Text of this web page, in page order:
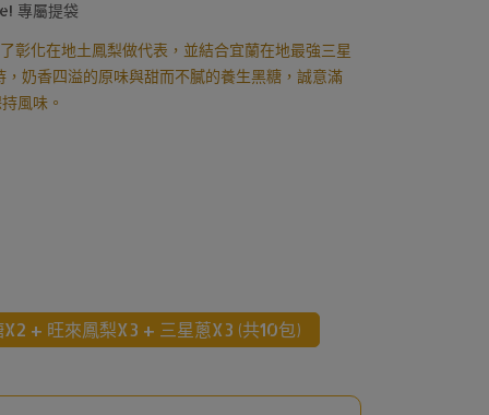
專屬提袋
彰化在地土鳳梨做代表，並結合宜蘭在地最強三星
奶香四溢的原味與甜而不膩的養生黑糖，誠意滿
風味。
+ 旺來鳳梨X3 + 三星蔥X3 (共10包)